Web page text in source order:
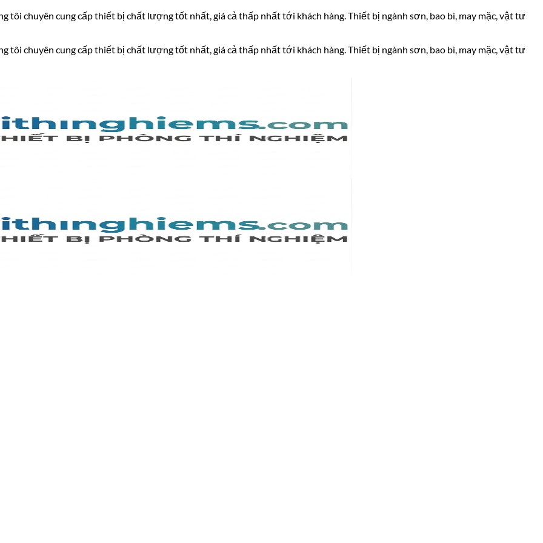
tôi chuyên cung cấp thiết bị chất lượng tốt nhất, giá cả thấp nhất tới khách hàng. Thiết bị ngành sơn, bao bì, may mặc, vật tư
tôi chuyên cung cấp thiết bị chất lượng tốt nhất, giá cả thấp nhất tới khách hàng. Thiết bị ngành sơn, bao bì, may mặc, vật tư